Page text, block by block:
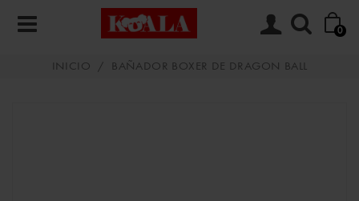
0
INICIO / BAÑADOR BOXER DE DRAGON BALL